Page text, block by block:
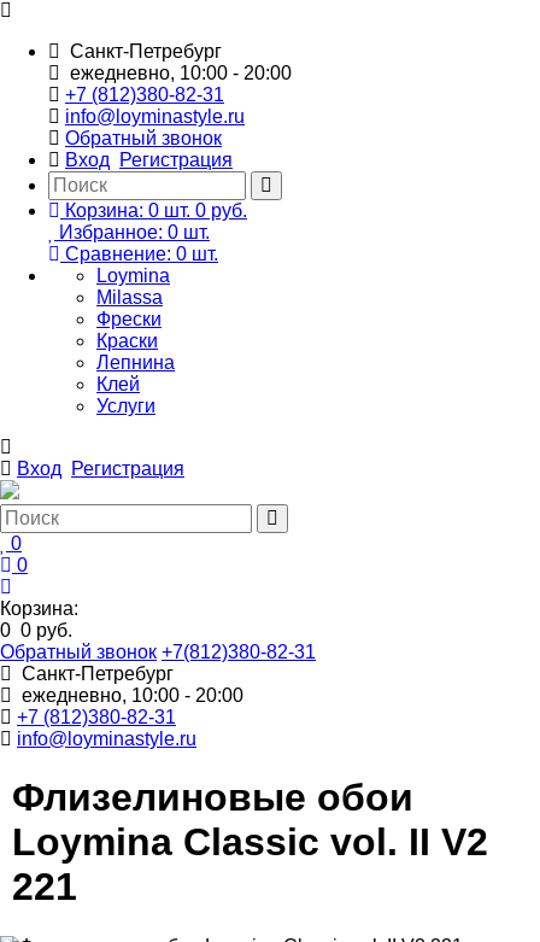
Санкт-Петребург
ежедневно, 10:00 - 20:00
+7 (812)380-82-31
info@loyminastyle.ru
Обратный звонок
Вход
Регистрация
Корзина: 0 шт. 0 руб.
Избранное: 0 шт.
Сравнение: 0 шт.
Loymina
Milassa
Фрески
Краски
Лепнина
Клей
Услуги
Вход Регистрация
0
0
Корзина:
0 0 руб.
Обратный звонок +7(812)380-82-31
Санкт-Петребург
ежедневно, 10:00 - 20:00
+7 (812)380-82-31
info@loyminastyle.ru
Флизелиновые обои
Loymina Classic vol. II V2
221